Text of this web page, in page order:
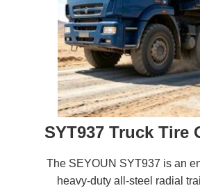
SYT937 Truck Tire
The SEYOUN SYT937 is an
heavy-duty all-steel radial